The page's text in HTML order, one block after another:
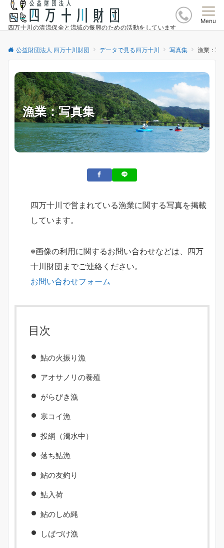
四万十川の清流保全と流域の振興のための活動をしています
Menu
公益財団法人 四万十川財団 データで見る四万十川 写真集 漁業：写
漁業：写真集
四万十川で営まれている漁業に関する写真を掲載
しています。
※画像の利用に関するお問い合わせなどは、四万
十川財団までご連絡ください。
お問い合わせフォーム
目次
鮎の火振り漁
アオサノリの養殖
がらびき漁
寒コイ漁
投網（濁水中）
落ち鮎漁
鮎の友釣り
鮎入荷
鮎のしめ縄
しばづけ漁